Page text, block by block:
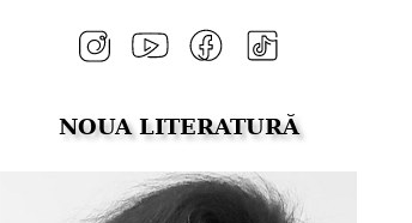
NOUA LITERATURĂ